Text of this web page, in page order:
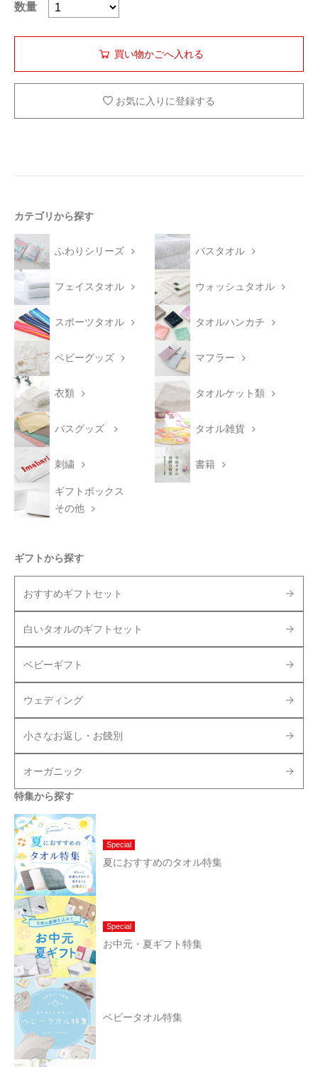
数量
お気に入りに登録する
カテゴリから探す
ふわりシリーズ バスタオル
フェイスタオル ウォッシュタオル
スポーツタオル タオルハンカチ
ベビーグッズ マフラー
衣類 タオルケット類
バスグッズ タオル雑貨
刺繍 書籍
ギフトボックス
その他
ギフトから探す
おすすめギフトセット
白いタオルのギフトセット
ベビーギフト
ウェディング
小さなお返し・お餞別
オーガニック
特集から探す
Special
夏におすすめのタオル特集
Special
お中元・夏ギフト特集
ベビータオル特集